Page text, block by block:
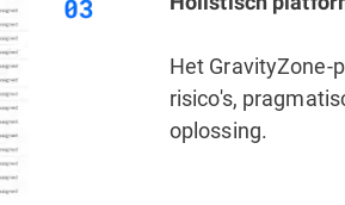
Het GravityZone-
risico's,
oplossing.